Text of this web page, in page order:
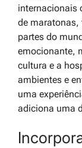
internacionais
de maratonas,
partes do
emocionante,
cultura e a
ambientes e
uma
adiciona uma